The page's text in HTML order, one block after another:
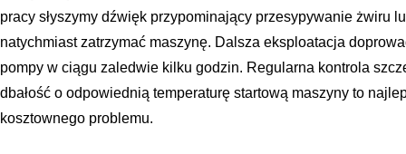
pracy słyszymy dźwięk przypominający przesypywanie żwiru
natychmiast zatrzymać maszynę. Dalsza eksploatacja
pompy w ciągu zaledwie kilku godzin. Regularna kontrola
dbałość o odpowiednią temperaturę startową maszyny to
kosztownego problemu.